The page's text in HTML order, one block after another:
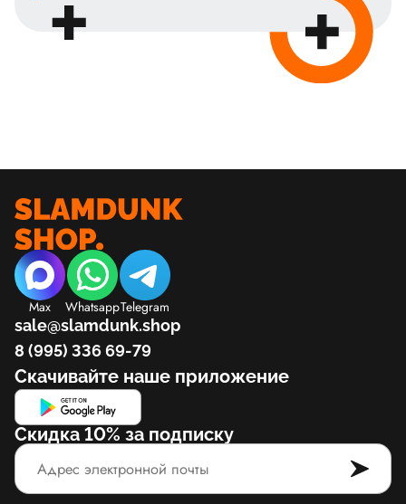
Max WhatsappTelegram
sale@slamdunk.shop
8 (995) 336 69-79
Скачивайте наше приложение
Скидка 10% за подписку